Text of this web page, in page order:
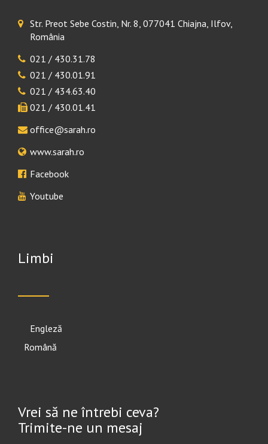
Str. Preot Sebe Costin, Nr. 8, 077041 Chiajna, Ilfov,
România
021 / 430.31.78
021 / 430.01.91
021 / 434.63.40
021 / 430.01.41
office@sarah.ro
www.sarah.ro
Facebook
Youtube
Limbi
English
Română
Vrei să ne întrebi ceva?
Trimite-ne un mesaj